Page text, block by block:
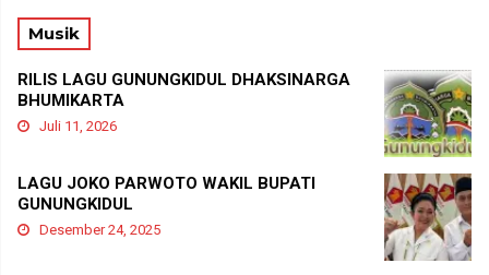
Musik
RILIS LAGU GUNUNGKIDUL DHAKSINARGA
BHUMIKARTA
Juli 11, 2026
LAGU JOKO PARWOTO WAKIL BUPATI
GUNUNGKIDUL
Desember 24, 2025